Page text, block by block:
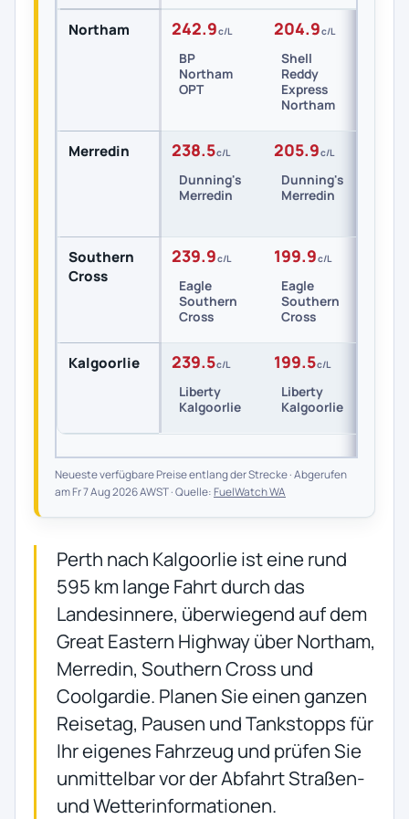
Northam 242.9c/L
BP
Northam
OPT
204.9c/L
Shell
Reddy
Express
Northam
Merredin 238.5c/L
Dunning's
Merredin
205.9c/L
Dunning's
Merredin
Southern
Cross
239.9c/L
Eagle
Southern
Cross
199.9c/L
Eagle
Southern
Cross
Kalgoorlie 239.5c/L
Liberty
Kalgoorlie
199.5c/L
Liberty
Kalgoorlie
Neueste verfügbare Preise entlang der Strecke · Abgerufen
am Fr 7 Aug 2026 AWST · Quelle:FuelWatch WA
Perth nach Kalgoorlie ist eine rund
595 km lange Fahrt durch das
Landesinnere, überwiegend auf dem
Great Eastern Highway über Northam,
Merredin, Southern Cross und
Coolgardie. Planen Sie einen ganzen
Reisetag, Pausen und Tankstopps für
Ihr eigenes Fahrzeug und prüfen Sie
unmittelbar vor der Abfahrt Straßen-
und Wetterinformationen.